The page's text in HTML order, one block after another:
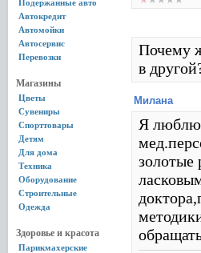
Подержанные авто
Автокредит
Автомойки
Автосервис
Перевозки
Магазины
Цветы
Сувениры
Спорттовары
Детям
Для дома
Техника
Оборудование
Строительные
Одежда
Здоровье и красота
Парикмахерские
Почему
в
Милана
Я люблю
золотые